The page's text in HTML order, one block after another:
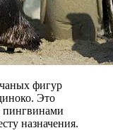
фигур
Это
назначения.